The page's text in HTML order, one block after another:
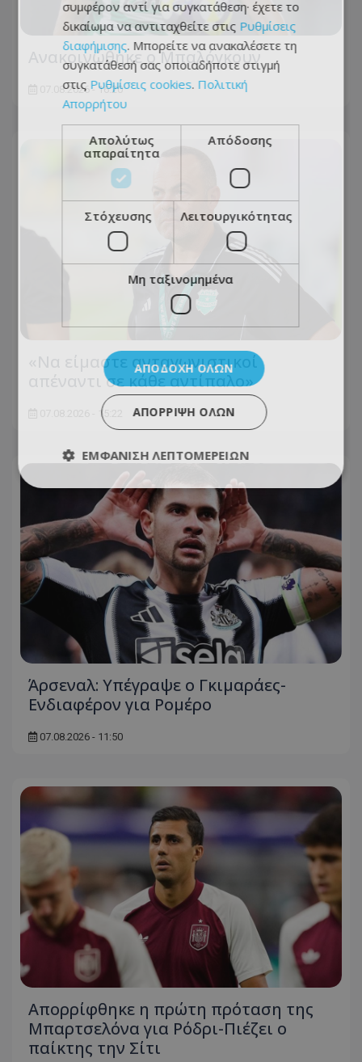
Ανακοινώθηκε ο Μπαλόγκουν
07.08.2026 - 16:20
«Να είμαστε ανταγωνιστικοί
απέναντι σε κάθε αντίπαλο»
07.08.2026 - 15:22
Άρσεναλ: Υπέγραψε ο Γκιμαράες-
Ενδιαφέρον για Ρομέρο
07.08.2026 - 11:50
Απορρίφθηκε η πρώτη πρόταση της
Μπαρτσελόνα για Ρόδρι-Πιέζει ο
παίκτης την Σίτι
συμφέρον αντί για συγκατάθεση· έχετε το
δικαίωμα να αντιταχθείτε στις Ρυθμίσεις
διαφήμισης. Μπορείτε να ανακαλέσετε τη
συγκατάθεσή σας οποιαδήποτε στιγμή
στις Ρυθμίσεις cookies. Πολιτική
Απορρήτου
Απολύτως
απαραίτητα
Απόδοσης
Στόχευσης Λειτουργικότητας
Μη ταξινομημένα
ΑΠΟΔΟΧΉ ΌΛΩΝ
ΑΠΌΡΡΙΨΗ ΌΛΩΝ
ΕΜΦΆΝΙΣΗ ΛΕΠΤΟΜΕΡΕΙΏΝ